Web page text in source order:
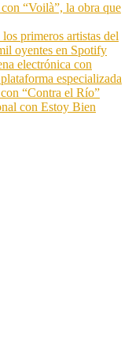
“Voilà”, la obra que
primeros artistas del
oyentes en Spotify
electrónica con
especializada
“Contra el Río”
con Estoy Bien